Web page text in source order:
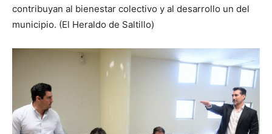
contribuyan al bienestar colectivo y al desarrollo un del
municipio. (El Heraldo de Saltillo)